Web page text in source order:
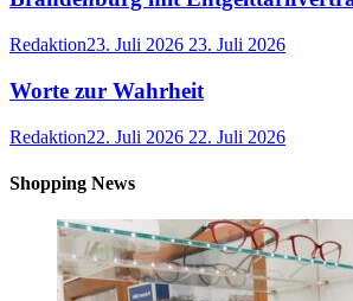
Redaktion23. Juli 2026 23. Juli 2026
Worte zur Wahrheit
Redaktion22. Juli 2026 22. Juli 2026
Shopping News